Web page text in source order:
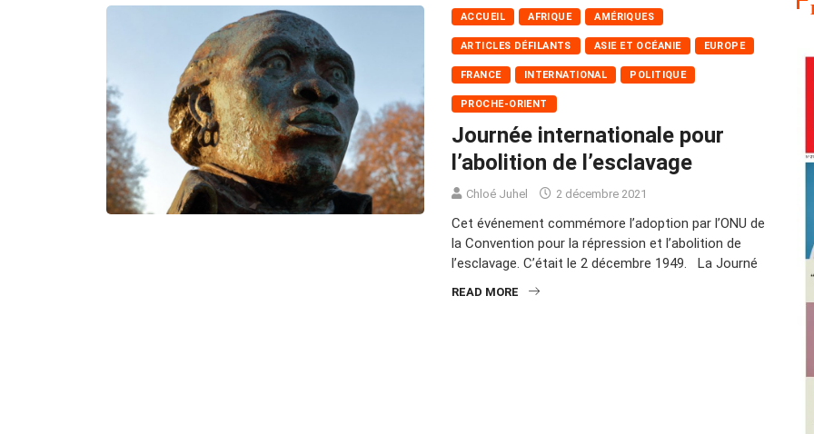
ACCUEIL AFRIQUE AMÉRIQUES
ARTICLES DÉFILANTS ASIE ET OCÉANIE EUROPE
FRANCE INTERNATIONAL POLITIQUE
PROCHE-ORIENT
Journée internationale pour
l’abolition de l’esclavage
Chloé Juhel 2 décembre 2021
Cet événement commémore l’adoption par l’ONU de
la Convention pour la répression et l’abolition de
l’esclavage. C’était le 2 décembre 1949. La Journé
READ MORE